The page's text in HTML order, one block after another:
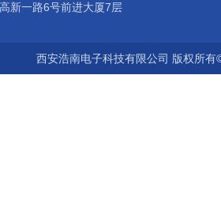
新一路6号前进大厦7层
西安浩南电子科技有限公司 版权所